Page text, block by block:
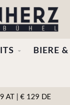
BIERE
AT | € 129 DE